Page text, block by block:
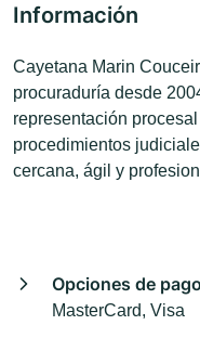
Información
Cayetana Marin
procuraduría desde
representación
procedimientos
cercana, ágil y
Opciones de pago
MasterCard, Visa